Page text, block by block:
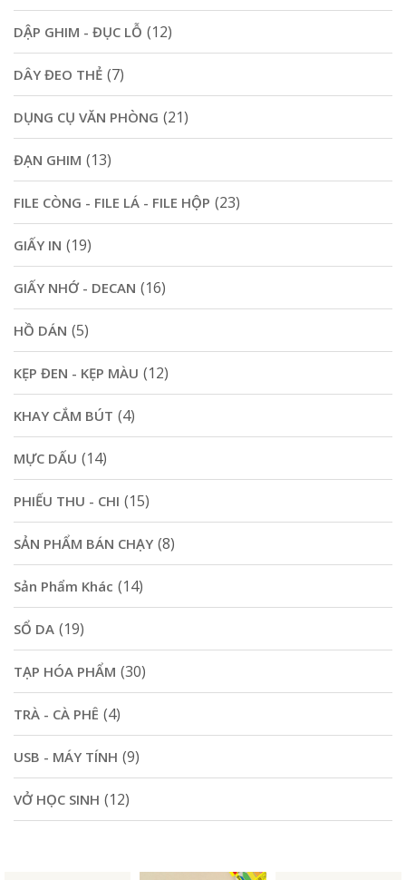
DẬP GHIM - ĐỤC LỖ (12)
DÂY ĐEO THẺ (7)
DỤNG CỤ VĂN PHÒNG (21)
ĐẠN GHIM (13)
FILE CÒNG - FILE LÁ - FILE HỘP (23)
GIẤY IN (19)
GIẤY NHỚ - DECAN (16)
HỒ DÁN (5)
KẸP ĐEN - KẸP MÀU (12)
KHAY CẮM BÚT (4)
MỰC DẤU (14)
PHIẾU THU - CHI (15)
SẢN PHẨM BÁN CHẠY (8)
Sản Phẩm Khác (14)
SỔ DA (19)
TẠP HÓA PHẨM (30)
TRÀ - CÀ PHÊ (4)
USB - MÁY TÍNH (9)
VỞ HỌC SINH (12)